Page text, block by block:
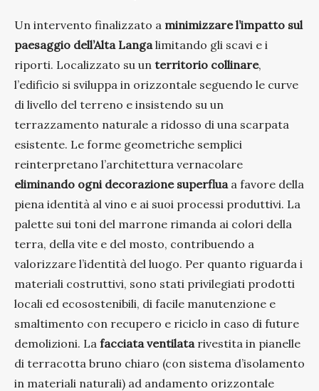
Un intervento finalizzato a minimizzare l’impatto sul
paesaggio dell’Alta Langa limitando gli scavi e i
riporti. Localizzato su un territorio collinare,
l’edificio si sviluppa in orizzontale seguendo le curve
di livello del terreno e insistendo su un
terrazzamento naturale a ridosso di una scarpata
esistente. Le forme geometriche semplici
reinterpretano l’architettura vernacolare
eliminando ogni decorazione superflua a favore della
piena identità al vino e ai suoi processi produttivi. La
palette sui toni del marrone rimanda ai colori della
terra, della vite e del mosto, contribuendo a
valorizzare l’identità del luogo. Per quanto riguarda i
materiali costruttivi, sono stati privilegiati prodotti
locali ed ecosostenibili, di facile manutenzione e
smaltimento con recupero e riciclo in caso di future
demolizioni. La facciata ventilata rivestita in pianelle
di terracotta bruno chiaro (con sistema d’isolamento
in materiali naturali) ad andamento orizzontale